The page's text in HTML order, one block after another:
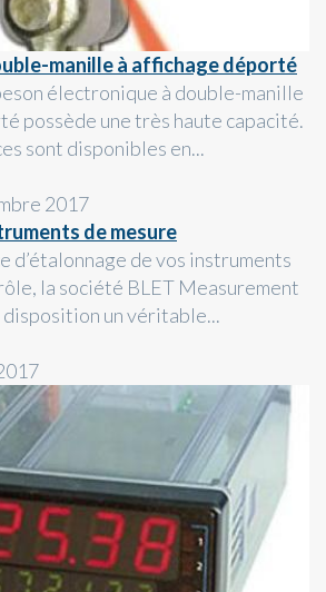
manille à affichage déporté
électronique à double-manille
possède une très haute capacité.
sont disponibles en...
2017
de mesure
d’étalonnage de vos instruments
la société BLET Measurement
un véritable...